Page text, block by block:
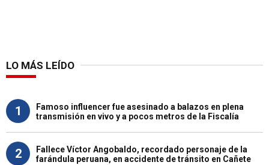
LO MÁS LEÍDO
1
Famoso influencer fue asesinado a balazos en plena
transmisión en vivo y a pocos metros de la Fiscalía
2
Fallece Víctor Angobaldo, recordado personaje de la
farándula peruana, en accidente de tránsito en Cañete